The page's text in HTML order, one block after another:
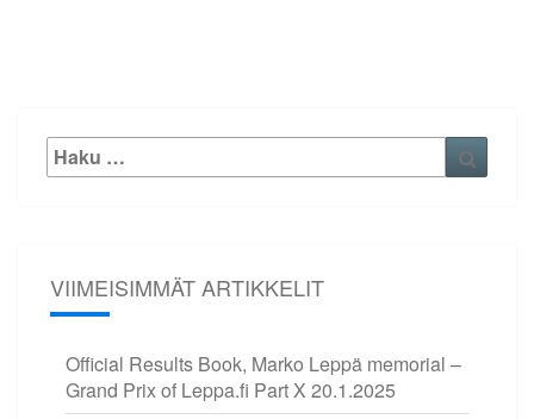
Etsi:
VIIMEISIMMÄT ARTIKKELIT
Official Results Book, Marko Leppä memorial –
Grand Prix of Leppa.fi Part X 20.1.2025